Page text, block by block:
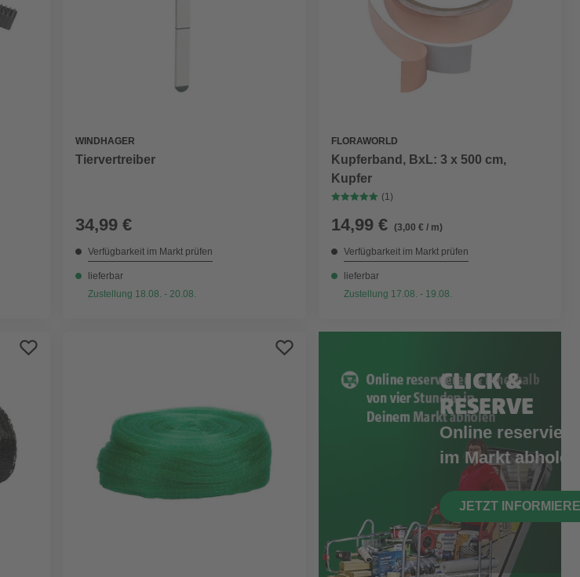
WINDHAGER
Tiervertreiber
34,99 €
Verfügbarkeit im Markt prüfen
lieferbar
Zustellung 18.08. - 20.08.
FLORAWORLD
Kupferband, BxL: 3 x 500 cm,
Kupfer
(1)
14,99 € (3,00 € / m)
Verfügbarkeit im Markt prüfen
lieferbar
Zustellung 17.08. - 19.08.
CLICK &
RESERVE
Online
im Markt abholen
JETZT